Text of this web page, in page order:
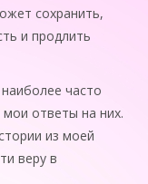
сохранить,
и продлить
часто
ответы на них.
из моей
веру в